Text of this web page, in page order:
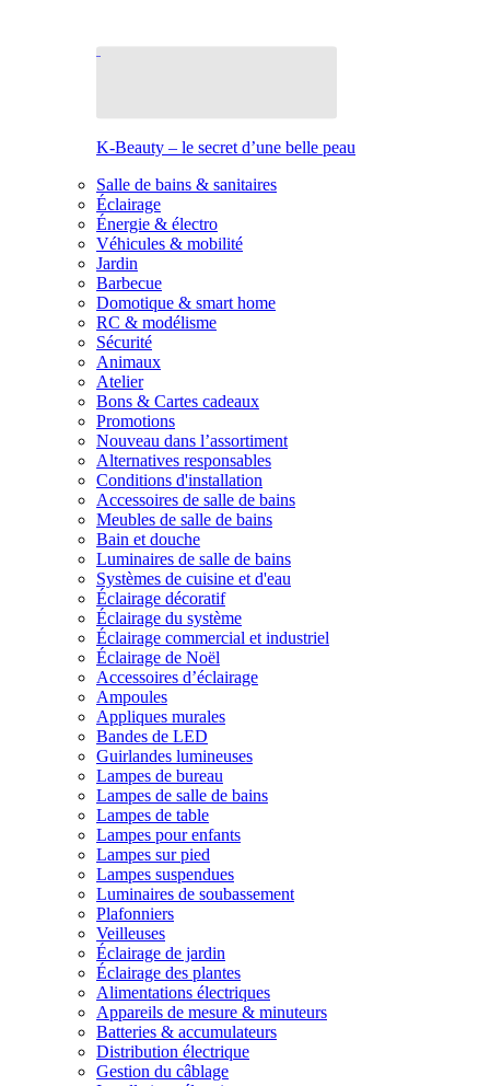
K-Beauty – le secret d’une belle peau
Salle de bains & sanitaires
Éclairage
Énergie & électro
Véhicules & mobilité
Jardin
Barbecue
Domotique & smart home
RC & modélisme
Sécurité
Animaux
Atelier
Bons & Cartes cadeaux
Promotions
Nouveau dans l’assortiment
Alternatives responsables
Conditions d'installation
Accessoires de salle de bains
Meubles de salle de bains
Bain et douche
Luminaires de salle de bains
Systèmes de cuisine et d'eau
Éclairage décoratif
Éclairage du système
Éclairage commercial et industriel
Éclairage de Noël
Accessoires d’éclairage
Ampoules
Appliques murales
Bandes de LED
Guirlandes lumineuses
Lampes de bureau
Lampes de salle de bains
Lampes de table
Lampes pour enfants
Lampes sur pied
Lampes suspendues
Luminaires de soubassement
Plafonniers
Veilleuses
Éclairage de jardin
Éclairage des plantes
Alimentations électriques
Appareils de mesure & minuteurs
Batteries & accumulateurs
Distribution électrique
Gestion du câblage